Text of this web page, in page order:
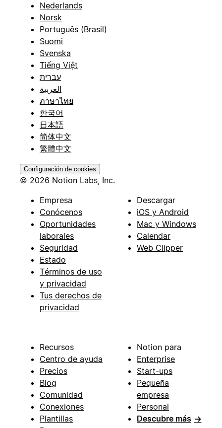
Nederlands
Norsk
Português (Brasil)
Suomi
Svenska
Tiếng Việt
עברית
العربية
ภาษาไทย
한국어
日本語
简体中文
繁體中文
Configuración de cookies
© 2026 Notion Labs, Inc.
Empresa
Conócenos
Oportunidades
laborales
Seguridad
Estado
Términos de uso
y privacidad
Tus derechos de
privacidad
Descargar
iOS y Android
Mac y Windows
Calendar
Web Clipper
Recursos
Centro de ayuda
Precios
Blog
Comunidad
Conexiones
Plantillas
Notion para
Enterprise
Start-ups
Pequeña
empresa
Personal
Descubre más →